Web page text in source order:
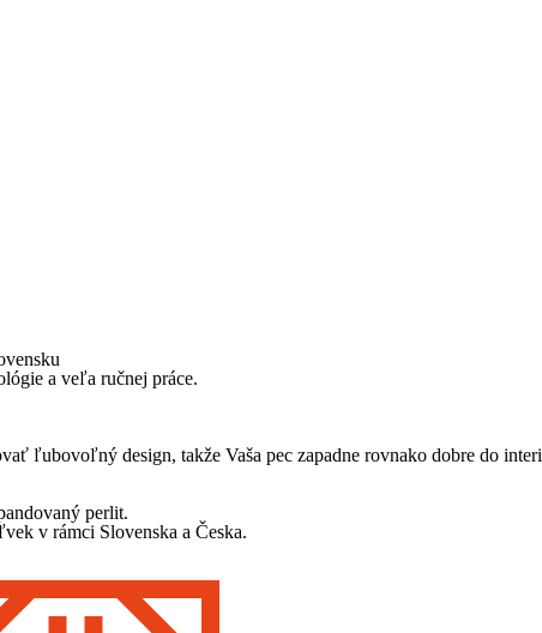
a veľa ručnej práce.
ľubovoľný design, takže Vaša pec zapadne rovnako dobre do
perlit.
v rámci Slovenska a Česka.